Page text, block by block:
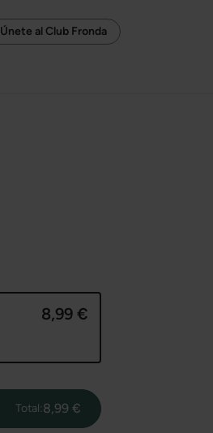
Únete al Club Fronda
8,99 €
Total:8,99 €